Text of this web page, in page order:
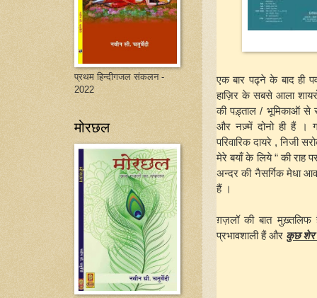
एक बार पढ्ने के बाद ही
हाज़िर के सबसे आला
की पड़्ताल / भूमिकाऑ से
और नज़्में दोनो ही हैं ।
परिवारिक दायरे , निजी
मेरे बयाँ के लिये “ की राह
अन्दर की नैसर्गिक मेधा
हैं ।
ग़ज़लॉ की बात
प्रभावशाली हैं और कुछ शेर
प्रथम हिन्दीगजल संकलन -
2022
मोरछल